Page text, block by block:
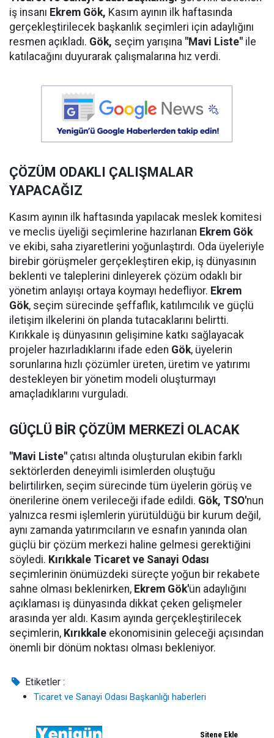
iş insanı Ekrem Gök, Kasım ayının ilk haftasında
gerçekleştirilecek başkanlık seçimleri için adaylığını
resmen açıkladı. Gök, seçim yarışına "Mavi Liste" ile
katılacağını duyurarak çalışmalarına hız verdi.
ÇÖZÜM ODAKLI ÇALIŞMALAR
YAPACAĞIZ
Kasım ayının ilk haftasında yapılacak meslek komitesi
ve meclis üyeliği seçimlerine hazırlanan Ekrem Gök
ve ekibi, saha ziyaretlerini yoğunlaştırdı. Oda üyeleriyle
birebir görüşmeler gerçekleştiren ekip, iş dünyasının
beklenti ve taleplerini dinleyerek çözüm odaklı bir
yönetim anlayışı ortaya koymayı hedefliyor. Ekrem
Gök, seçim sürecinde şeffaflık, katılımcılık ve güçlü
iletişim ilkelerini ön planda tutacaklarını belirtti.
Kırıkkale iş dünyasının gelişimine katkı sağlayacak
projeler hazırladıklarını ifade eden Gök, üyelerin
sorunlarına hızlı çözümler üreten, üretim ve yatırımı
destekleyen bir yönetim modeli oluşturmayı
amaçladıklarını vurguladı.
GÜÇLÜ BİR ÇÖZÜM MERKEZİ OLACAK
"Mavi Liste" çatısı altında oluşturulan ekibin farklı
sektörlerden deneyimli isimlerden oluştuğu
belirtilirken, seçim sürecinde tüm üyelerin görüş ve
önerilerine önem verileceği ifade edildi. Gök, TSO'nun
yalnızca resmi işlemlerin yürütüldüğü bir kurum değil,
aynı zamanda yatırımcıların ve esnafın yanında olan
güçlü bir çözüm merkezi haline gelmesi gerektiğini
söyledi. Kırıkkale Ticaret ve Sanayi Odası
seçimlerinin önümüzdeki süreçte yoğun bir rekabete
sahne olması beklenirken, Ekrem Gök'ün adaylığını
açıklaması iş dünyasında dikkat çeken gelişmeler
arasında yer aldı. Kasım ayında gerçekleştirilecek
seçimlerin, Kırıkkale ekonomisinin geleceği açısından
önemli bir dönüm noktası olması bekleniyor.
Etiketler :
Ticaret ve Sanayi Odası Başkanlığı haberleri